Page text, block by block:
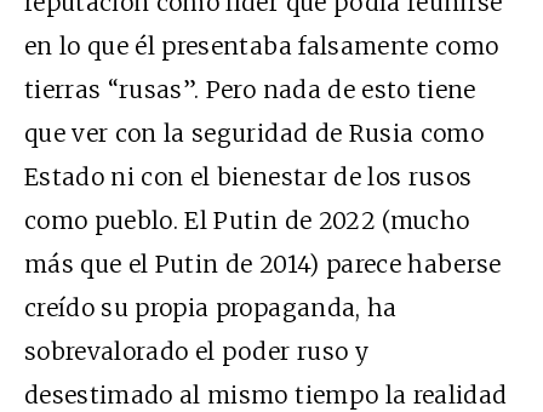
en lo que él presentaba falsamente como
tierras “rusas”. Pero nada de esto tiene
que ver con la seguridad de Rusia como
Estado ni con el bienestar de los rusos
como pueblo. El Putin de 2022 (mucho
más que el Putin de 2014) parece haberse
creído su propia propaganda, ha
sobrevalorado el poder ruso y
desestimado al mismo tiempo la realidad